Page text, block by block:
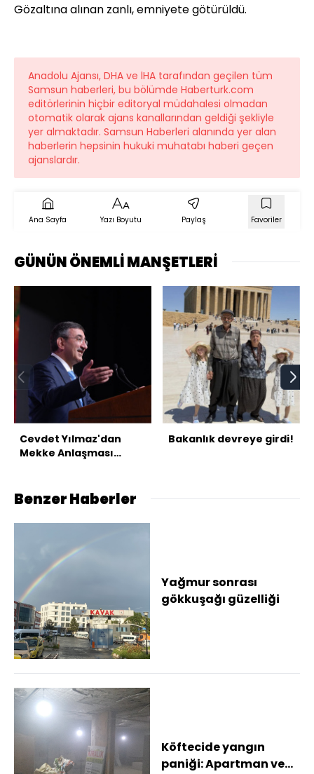
Gözaltına alınan zanlı, emniyete götürüldü.
Anadolu Ajansı, DHA ve İHA tarafından geçilen tüm
Samsun haberleri, bu bölümde Haberturk.com
editörlerinin hiçbir editoryal müdahalesi olmadan
otomatik olarak ajans kanallarından geldiği şekliyle
yer almaktadır. Samsun Haberleri alanında yer alan
haberlerin hepsinin hukuki muhatabı haberi geçen
ajanslardır.
Ana Sayfa Yazı Boyutu Paylaş Favoriler
GÜNÜN ÖNEMLİ MANŞETLERİ
Cevdet Yılmaz'dan
Mekke Anlaşması
Bakanlık devreye girdi!
Benzer Haberler
Yağmur sonrası
gökkuşağı güzelliği
Köftecide yangın
paniği: Apartman ve